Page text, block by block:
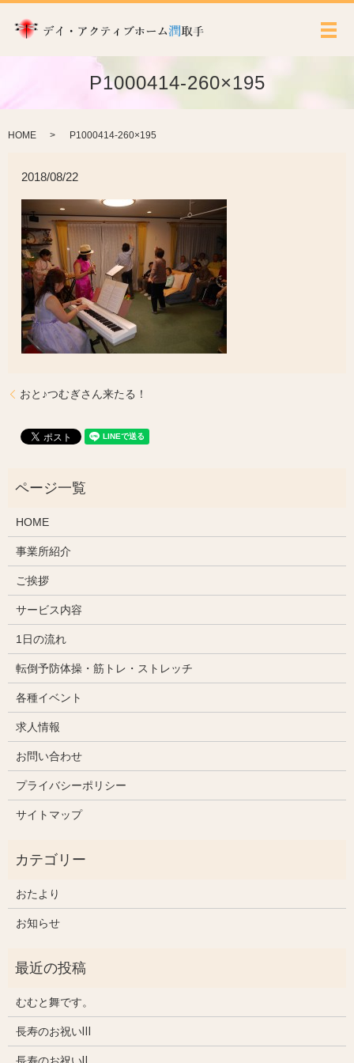
メ
P1000414-260×195
HOME P1000414-260×195
2018/08/22
おと♪つむぎさん来たる！
HOME
事業所紹介
ご挨拶
サービス内容
1日の流れ
転倒予防体操・筋トレ・ストレッチ
各種イベント
求人情報
お問い合わせ
プライバシーポリシー
サイトマップ
おたより
お知らせ
むむと舞です。
長寿のお祝いⅢ